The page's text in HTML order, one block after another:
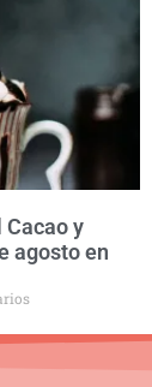
y
agosto en